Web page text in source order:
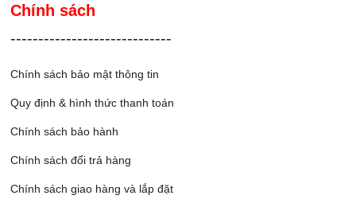
Chính sách
-----------------------------
Chính sách bảo mật thông tin
Quy định & hình thức thanh toán
Chính sách bảo hành
Chính sách đổi trả hàng
Chính sách giao hàng và lắp đặt